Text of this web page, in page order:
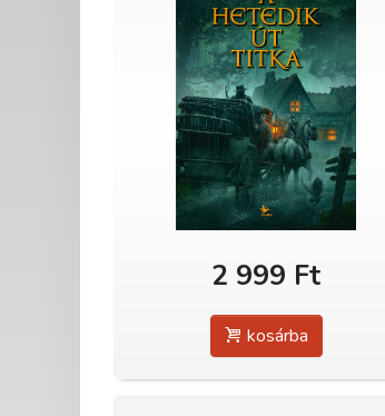
2 999 Ft
kosárba